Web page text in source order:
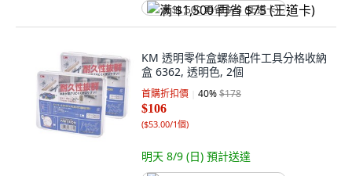
满 $1,500 再省 $75 (王道卡)
KM 透明零件盒螺絲配件工具分格收納
盒 6362, 透明色, 2個
首購折扣價 40%$178
$106
($53.00/1個)
明天 8/9 (日) 預計送達